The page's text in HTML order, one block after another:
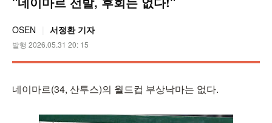
OSEN 서정환 기자
발행 2026.05.31 20: 15
네이마르(34, 산투스)의 월드컵 부상낙마는 없다.